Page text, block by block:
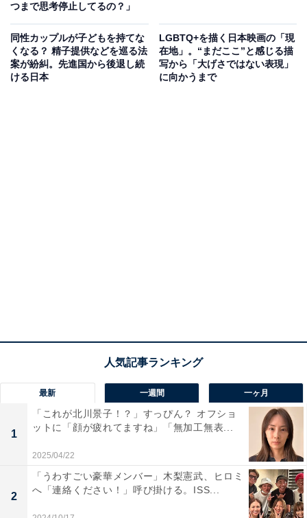
つまで思考停止してるの？」
同性カップルが子どもを持てな
くなる？ 精子提供などを巡る法
案が紛糾。先進国から後退し続
ける日本
LGBTQ+を描く日本映画の「現
在地」。“まだここ”と感じる描
写から「大げさではない表現」
に向かうまで
最新 一週間 一ヶ月
1
「これが北川景子！？」すっぴん？ オフショ
ットに「顔が疲れてますね」「無加工無表...
2025/04/22
2
「うわすごい豪華メンバー」木梨憲武、ヒロミ
へ「連絡ください！」呼び掛ける。ISS...